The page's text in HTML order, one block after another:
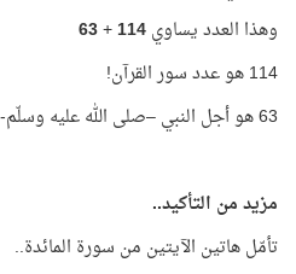
وهذا العدد يساوي114
+
63
114 هو عدد سور القرآن!
63 هو أجل النبي –صلى الله عليه وسلّم-!
مزيد من التأكيد..
تأمّل هاتين الآيتين من سورة المائدة..